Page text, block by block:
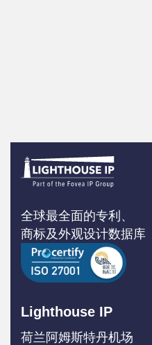
全球最全面的专利、
商标及外观设计数据库
Lighthouse IP
荷兰阿姆斯特丹机场